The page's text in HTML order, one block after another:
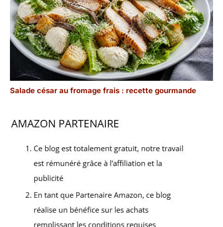
Salade césar au fromage frais : recette gourmande